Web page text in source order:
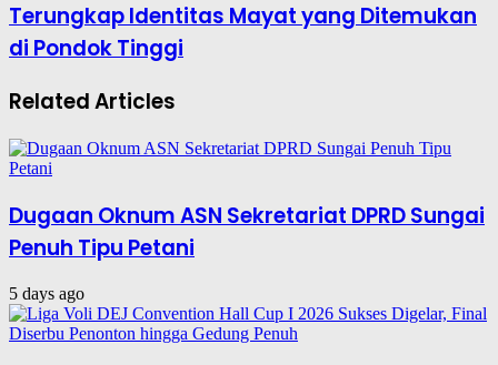
Terungkap Identitas Mayat yang Ditemukan
di Pondok Tinggi
Related Articles
Dugaan Oknum ASN Sekretariat DPRD Sungai
Penuh Tipu Petani
5 days ago